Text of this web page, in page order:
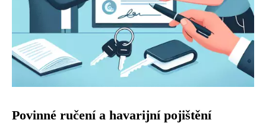
Povinné ručení a havarijní pojištění